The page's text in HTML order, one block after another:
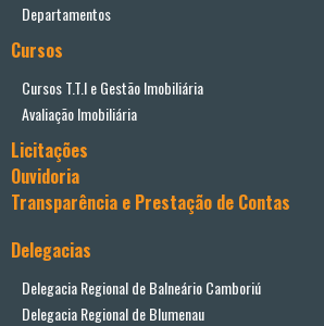
Departamentos
Cursos
Cursos T.T.I e Gestão Imobiliária
Avaliação Imobiliária
Licitações
Ouvidoria
Transparência e Prestação de Contas
Delegacias
Delegacia Regional de Balneário Camboriú
Delegacia Regional de Blumenau